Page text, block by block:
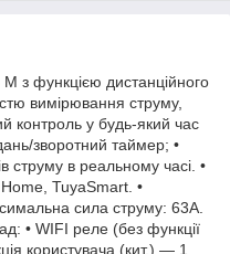
з функцією дистанційного
вимірювання струму,
контроль у будь-який час
зворотний таймер; •
струму в реальному часі. •
TuyaSmart. •
сила струму: 63А.
• WIFI реле (без функції
користувача (кит.) — 1